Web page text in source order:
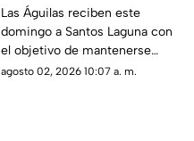
Laguna en la Jornada 3
del Apertura 2026?
Las Águilas reciben este
domingo a Santos Laguna con
el objetivo de mantenerse
entre los protagonistas del
agosto 02, 2026 10:07 a. m.